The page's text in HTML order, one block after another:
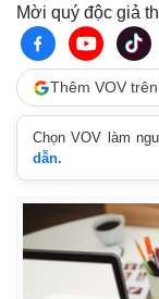
Mời quý độc giả
Thêm VOV
Chọn VOV làm
dẫn.